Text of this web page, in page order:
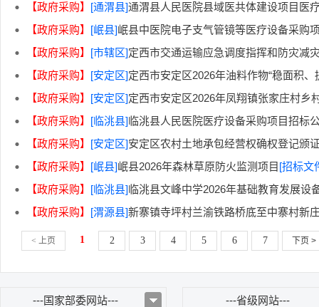
【政府采购】 [通渭县]通渭县人民医院县域医共体建设项目医
【政府采购】 [岷县]岷县中医院电子支气管镜等医疗设备采购
【政府采购】 [市辖区]定西市交通运输应急调度指挥和防灾减
【政府采购】 [安定区]定西市安定区2026年油料作物“稳面积、
【政府采购】 [安定区]定西市安定区2026年凤翔镇张家庄村乡
【政府采购】 [临洮县]临洮县人民医院医疗设备采购项目招标
【政府采购】 [安定区]安定区农村土地承包经营权确权登记颁
【政府采购】 [岷县]岷县2026年森林草原防火监测项目 [招标文
【政府采购】 [临洮县]临洮县文峰中学2026年基础教育发展设
【政府采购】 [渭源县]新寨镇寺坪村兰渝铁路桥底至中寨村新
< 上页 1 2 3 4 5 6 7 下页 >
---国家部委网站--- ---省级网站---